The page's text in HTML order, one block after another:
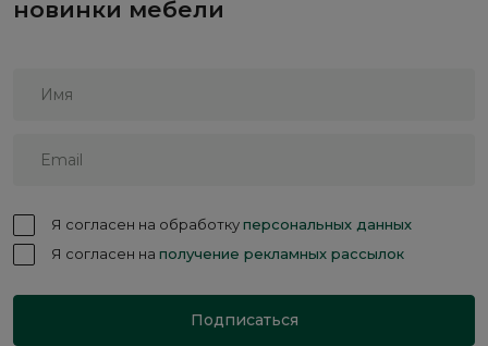
новинки мебели
Я согласен на обработкуперсональных данных
Я согласен на получение рекламных рассылок
Подписаться